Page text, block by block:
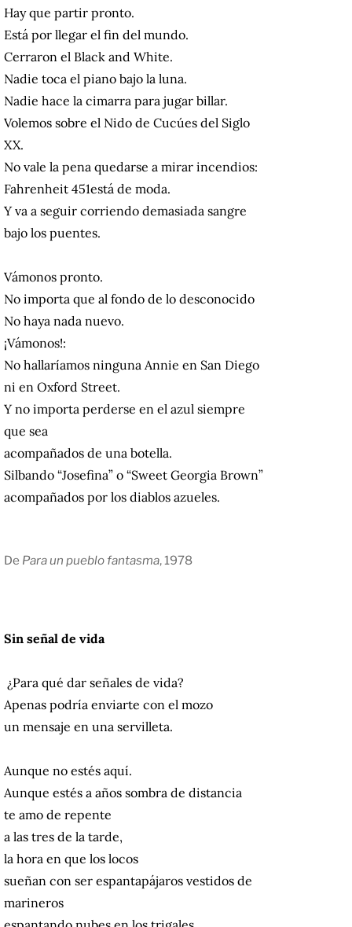
Hay que partir pronto.
Está por llegar el fin del mundo.
Cerraron el Black and White.
Nadie toca el piano bajo la luna.
Nadie hace la cimarra para jugar billar.
Volemos sobre el Nido de Cucúes del Siglo
XX.
No vale la pena quedarse a mirar incendios:
Fahrenheit 451está de moda.
Y va a seguir corriendo demasiada sangre
bajo los puentes.
Vámonos pronto.
No importa que al fondo de lo desconocido
No haya nada nuevo.
¡Vámonos!:
No hallaríamos ninguna Annie en San Diego
ni en Oxford Street.
Y no importa perderse en el azul siempre
que sea
acompañados de una botella.
Silbando “Josefina” o “Sweet Georgia Brown”
acompañados por los diablos azueles.
De Para un pueblo fantasma, 1978
Sin señal de vida
¿Para qué dar señales de vida?
Apenas podría enviarte con el mozo
un mensaje en una servilleta.
Aunque no estés aquí.
Aunque estés a años sombra de distancia
te amo de repente
a las tres de la tarde,
la hora en que los locos
sueñan con ser espantapájaros vestidos de
marineros